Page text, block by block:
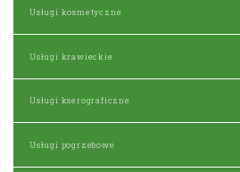
Usługi kosmetyczne
Usługi krawieckie
Usługi kserograficzne
Usługi pogrzebowe